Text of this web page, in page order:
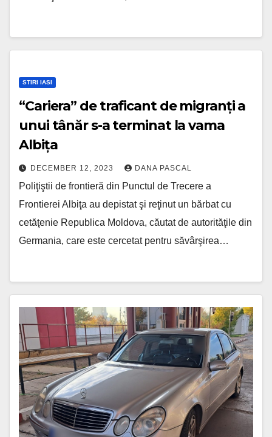
STIRI IASI
“Cariera” de traficant de migranți a
unui tânăr s-a terminat la vama
Albița
DECEMBER 12, 2023 DANA PASCAL
Poliţiştii de frontieră din Punctul de Trecere a
Frontierei Albiţa au depistat şi reţinut un bărbat cu
cetăţenie Republica Moldova, căutat de autorităţile din
Germania, care este cercetat pentru săvârşirea…